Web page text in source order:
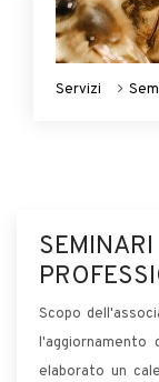
Servizi
Scopo
elaborato un